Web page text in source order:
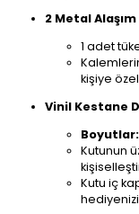
2 Metal
1 adet
kişiye
Vinil Kestane
Boyutlar:
Kutunun
Kutu iç